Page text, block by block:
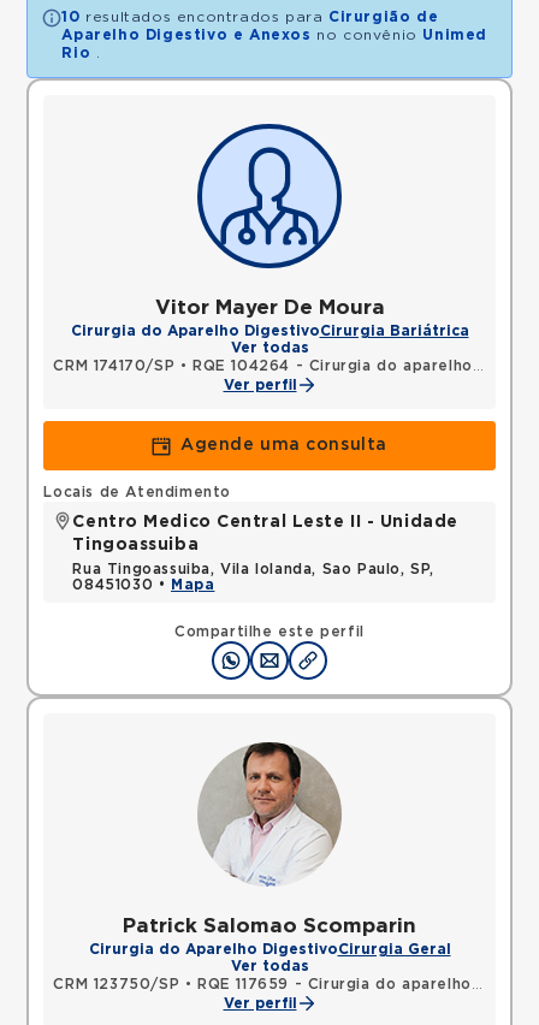
10 resultados encontrados para Cirurgião de
Aparelho Digestivo e Anexos no convênio Unimed
Rio
Vitor Mayer De Moura
Cirurgia do Aparelho DigestivoCirurgia Bariátrica
Ver todas
CRM 174170/SP •
RQE 104264 - Cirurgia do aparelho digestivo
Ver perfil
Agende uma consulta
Compartilhe este perfil
Locais de Atendimento
Centro Medico Central Leste II - Unidade
Tingoassuiba
Rua Tingoassuiba, Vila Iolanda, Sao Paulo, SP,
08451030 •
Mapa
Patrick Salomao Scomparin
Cirurgia do Aparelho DigestivoCirurgia Geral
Ver todas
CRM 123750/SP •
RQE 117659 - Cirurgia do aparelho digestivo
Ver perfil